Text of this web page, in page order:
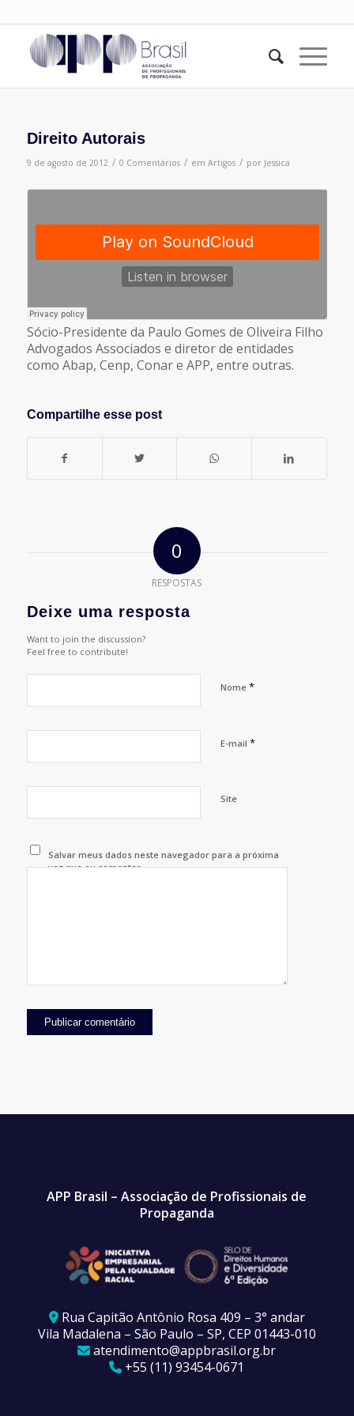
Direito Autorais
9 de agosto de 2012 / 0 Comentários / em Artigos / por Jessica
Sócio-Presidente da Paulo Gomes de Oliveira Filho
Advogados Associados e diretor de entidades
como Abap, Cenp, Conar e APP, entre outras.
Compartilhe esse post
0
RESPOSTAS
Deixe uma resposta
Want to join the discussion?
Feel free to contribute!
Nome *
E-mail *
Site
Salvar meus dados neste navegador para a próxima
vez que eu comentar.
APP Brasil – Associação de Profissionais de
Propaganda
Rua Capitão Antônio Rosa 409 – 3° andar
Vila Madalena – São Paulo – SP, CEP 01443-010
atendimento@appbrasil.org.br
+55 (11) 93454-0671